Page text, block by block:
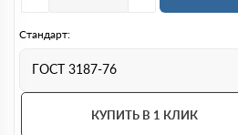
Стандарт:
ГОСТ 3187-76
КУПИТЬ В 1 КЛИК